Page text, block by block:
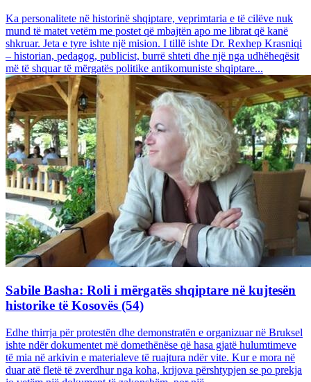
Ka personalitete në historinë shqiptare, veprimtaria e të cilëve nuk
mund të matet vetëm me postet që mbajtën apo me librat që kanë
shkruar. Jeta e tyre ishte një mision. I tillë ishte Dr. Rexhep Krasniqi
– historian, pedagog, publicist, burrë shteti dhe një nga udhëheqësit
më të shquar të mërgatës politike antikomuniste shqiptare...
Sabile Basha: Roli i mërgatës shqiptare në kujtesën
historike të Kosovës (54)
Edhe thirrja për protestën dhe demonstratën e organizuar në Bruksel
ishte ndër dokumentet më domethënëse që hasa gjatë hulumtimeve
të mia në arkivin e materialeve të ruajtura ndër vite. Kur e mora në
duar atë fletë të zverdhur nga koha, krijova përshtypjen se po prekja